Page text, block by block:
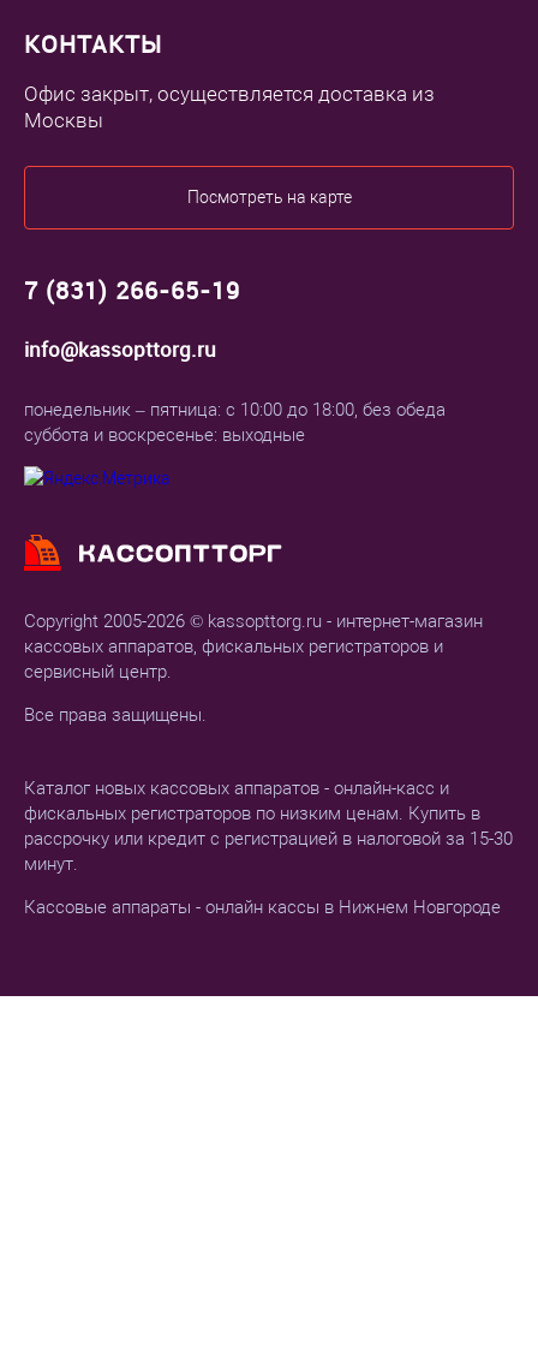
Copyright 2005-2026 © kassopttorg.ru - интернет-магазин
кассовых аппаратов, фискальных регистраторов и
сервисный центр.
Все права защищены.
Каталог новых кассовых аппаратов - онлайн-касс и
фискальных регистраторов по низким ценам. Купить в
рассрочку или кредит с регистрацией в налоговой за 15-30
минут.
Кассовые аппараты - онлайн кассы в Нижнем Новгороде
КОНТАКТЫ
Офис закрыт, осуществляется доставка из
Москвы
Посмотреть на карте
7 (831) 266-65-19
info@kassopttorg.ru
понедельник – пятница: с 10:00 до 18:00, без обеда
суббота и воскресенье: выходные